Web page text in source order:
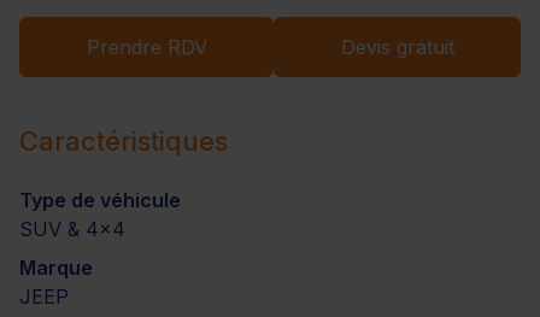
Prendre RDV Devis gratuit
Caractéristiques
Type de véhicule
SUV & 4x4
Marque
JEEP